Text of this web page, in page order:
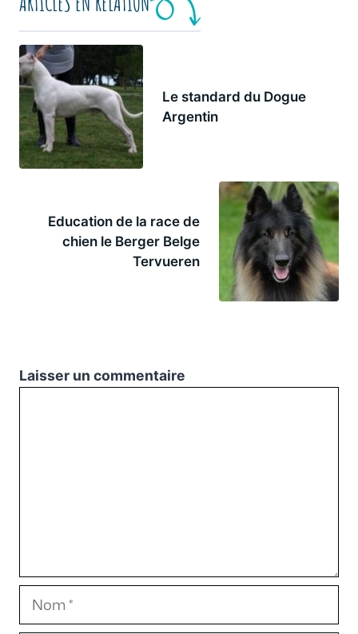
Le standard du Dogue
Argentin
Education de la race de
chien le Berger Belge
Tervueren
Laisser un commentaire
Nom